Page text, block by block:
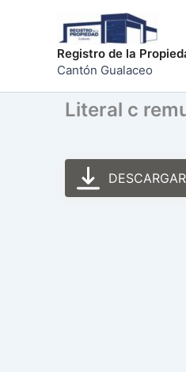
contenidoRegistro de la
Cantón Gualaceo
Literal c
DESCARGAR